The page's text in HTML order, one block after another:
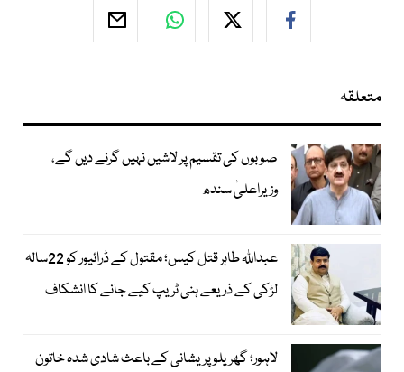
متعلقہ
صوبوں کی تقسیم پر لاشیں نہیں گرنے دیں گے،
وزیراعلیٰ سندھ
عبداللہ طاہر قتل کیس؛ مقتول کے ڈرائیور کو 22سالہ
لڑکی کے ذریعے ہنی ٹریپ کیے جانے کا انشکاف
لاہور؛ گھریلو پریشانی کے باعث شادی شدہ خاتون